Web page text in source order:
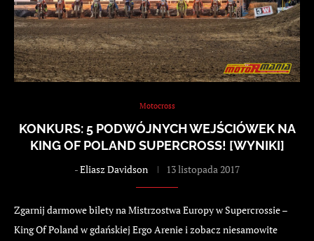
Motocross
KONKURS: 5 PODWÓJNYCH WEJŚCIÓWEK NA
KING OF POLAND SUPERCROSS! [WYNIKI]
-Eliasz Davidson 13 listopada 2017
Zgarnij darmowe bilety na Mistrzostwa Europy w Supercrossie –
King Of Poland w gdańskiej Ergo Arenie i zobacz niesamowite